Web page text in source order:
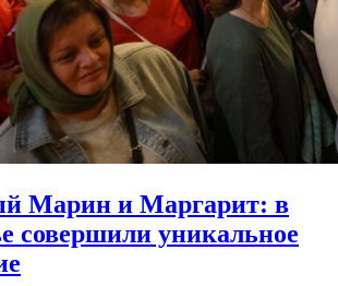
Марин и Маргарит: в
совершили уникальное